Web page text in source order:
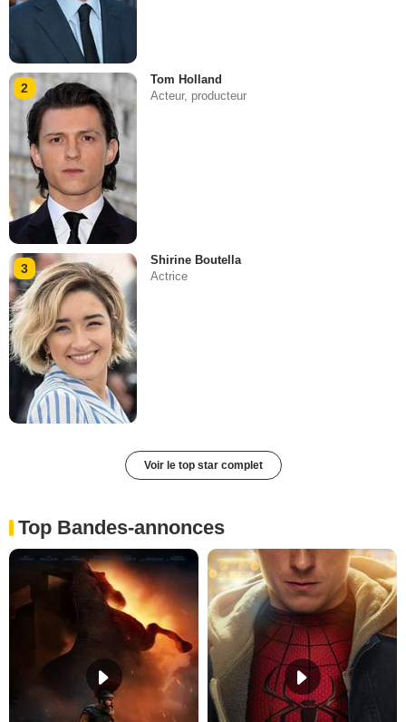
2
Tom Holland
Acteur, producteur
3
Shirine Boutella
Actrice
Voir le top star complet
Top Bandes-annonces